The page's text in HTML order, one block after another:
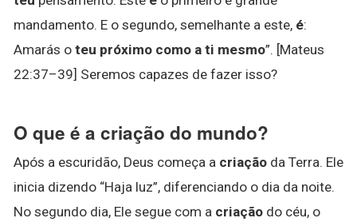
mandamento. E o segundo, semelhante a este, é:
Amarás o teu próximo como a ti mesmo”. [Mateus
22:37–39] Seremos capazes de fazer isso?
O que é a criação do mundo?
Após a escuridão, Deus começa a criação da Terra. Ele
inicia dizendo “Haja luz”, diferenciando o dia da noite.
No segundo dia, Ele segue com a criação do céu, o